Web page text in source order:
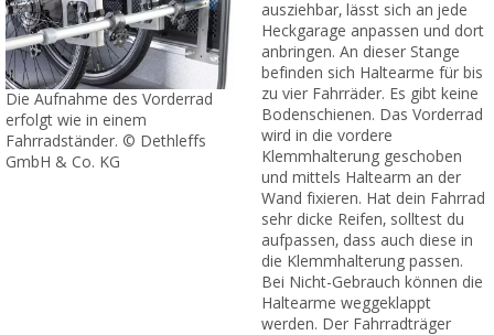
Die Aufnahme des Vorderrad
erfolgt wie in einem
Fahrradständer. © Dethleffs
GmbH & Co. KG
ausziehbar, lässt sich an jede
Heckgarage anpassen und dort
anbringen. An dieser Stange
befinden sich Haltearme für bis
zu vier Fahrräder. Es gibt keine
Bodenschienen. Das Vorderrad
wird in die vordere
Klemmhalterung geschoben
und mittels Haltearm an der
Wand fixieren. Hat dein Fahrrad
sehr dicke Reifen, solltest du
aufpassen, dass auch diese in
die Klemmhalterung passen.
Bei Nicht-Gebrauch können die
Haltearme weggeklappt
werden. Der Fahrradträger